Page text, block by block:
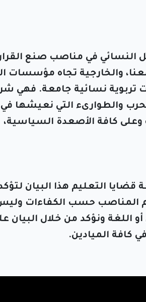
النسائي في مناصب صنع
والخارجية تجاه مؤسسات
تربوية نسائية جامعة. فهي
والطوارىء التي نعيشها
كافة الأصعدة السياسية،
قضايا التعليم هذا البيان
المناصب حسب الكفاءات
اللغة ونؤكد من خلال البيان
كافة الميادين.